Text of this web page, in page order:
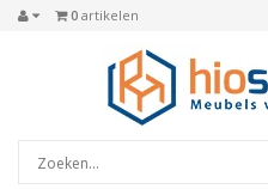
0 artikelen